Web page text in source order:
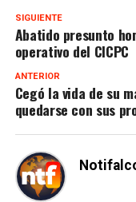
SIGUIENTE
Abatido presunto
operativo del CICPC
ANTERIOR
Cegó la vida de su
quedarse con sus